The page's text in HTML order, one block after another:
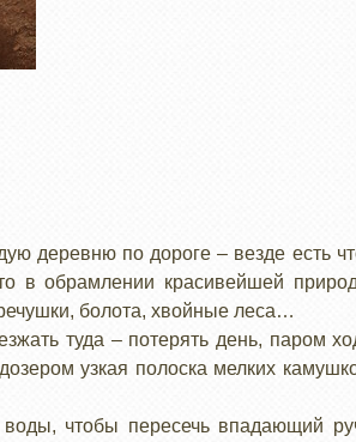
деревню по дороге – везде есть
в обрамлении красивейшей
болота, хвойные леса…
туда – потерять день, паром
узкая полоска мелких
воды, чтобы пересечь впадающий